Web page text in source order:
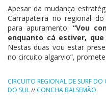
Apesar da mudança
Carrapateira no regional
para apuramento: “Vou
enquanto cá estiver,
Nestas duas vou estar
no circuito algarvio”,
CIRCUITO REGIONAL DE SURF DO
DO SUL// CONCHA BALSEMÃO